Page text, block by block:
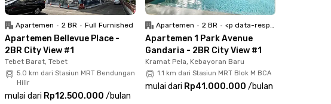
Apartemen • 2 BR • Full Furnished
Apartemen Bellevue Place -
2BR City View #1
Tebet Barat, Tebet
5.0 km dari Stasiun MRT Bendungan
Hilir
mulai dari Rp12.500.000 /bulan
Apartemen • 2 BR • <p data-responsive-font-size="paragraph">Full Furnished</p>
Apartemen 1 Park Avenue
Gandaria - 2BR City View #1
Kramat Pela, Kebayoran Baru
1.1 km dari Stasiun MRT Blok M BCA
mulai dari Rp41.000.000 /bulan